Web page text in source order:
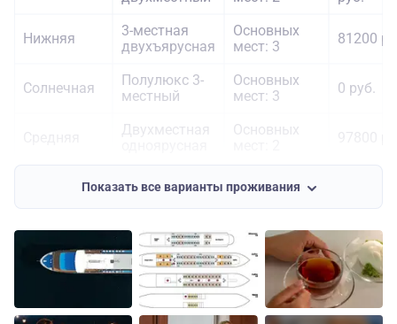
Нижняя
3-местная
двухъярусная
Основных
мест: 3
81200
Солнечная
Полулюкс 3-
местный
Основных
мест: 3
0 руб.
Двухместная
Основных
двухместный
мест: 2
Люкс
трехместный
Основных
мест: 3
166300
руб.
Двухместная
одноярусная
Основных
мест: 2
102700
руб.
Показать все варианты проживания